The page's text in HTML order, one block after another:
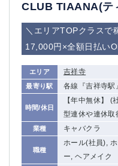
CLUB TIAANA(テ
＼エリアTOPクラスで
17,000円×全額日払い
エリア 吉祥寺
最寄り駅 各線『吉祥寺駅
時間/休日
【年中無休】
型連休や連休取
業種 キャバクラ
職種
ホール(社員),
ー, ヘアメイク
茨城県
土浦
群馬県
高崎
該当求人 0